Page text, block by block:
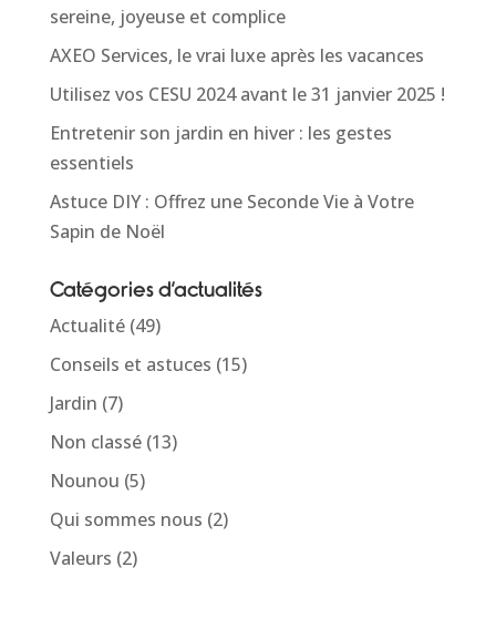
sereine, joyeuse et complice
AXEO Services, le vrai luxe après les vacances
Utilisez vos CESU 2024 avant le 31 janvier 2025 !
Entretenir son jardin en hiver : les gestes
essentiels
Astuce DIY : Offrez une Seconde Vie à Votre
Sapin de Noël
Catégories d’actualités
Actualité(49)
Conseils et astuces (15)
Jardin (7)
Non classé(13)
Nounou (5)
Qui sommes nous (2)
Valeurs (2)